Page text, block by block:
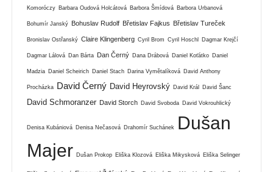
Komoróczy Barbara Oudová Holcátová Barbora Šmídová Barbora Urbanová
Bohumír Janský Bohuslav Rudolf Břetislav Fajkus Břetislav Tureček
Bronislav Ostřanský Claire Klingenberg Cyril Brom Cyril Hoschl Dagmar Krejčí
Dagmar Lálová Dan Bárta Dan Černý Dana Drábová Daniel Koťátko Daniel
Madzia Daniel Scheirich Daniel Stach Darina Vymětalíková David Anthony
Procházka David Černý David Heyrovský David Král David Šanc
David Schmoranzer David Storch David Svoboda David Vokrouhlický
Denisa Kubániová Denisa Nečasová Drahomír Suchánek
Dušan
Majer Dušan Prokop Eliška Klozová Eliška Mikysková Eliška Selinger